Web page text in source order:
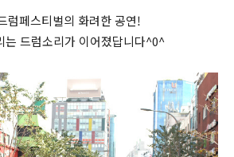
럼페스티벌의 화려한 공연!
는 드럼소리가 이어졌답니다^0^